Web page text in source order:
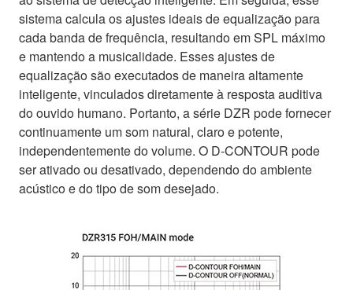
sistema calcula os ajustes ideais de equalização para
cada banda de frequência, resultando em SPL máximo
e mantendo a musicalidade. Esses ajustes de
equalização são executados de maneira altamente
inteligente, vinculados diretamente à resposta auditiva
do ouvido humano. Portanto, a série DZR pode fornecer
continuamente um som natural, claro e potente,
independentemente do volume. O D-CONTOUR pode
ser ativado ou desativado, dependendo do ambiente
acústico e do tipo de som desejado.